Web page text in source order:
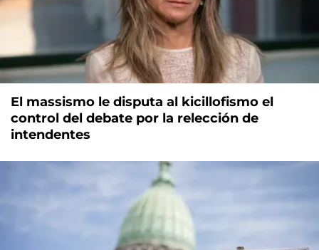
El massismo le disputa al kicillofismo el
control del debate por la relección de
intendentes